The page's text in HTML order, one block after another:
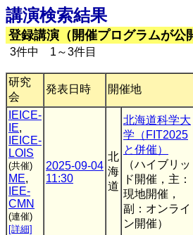
講演検索結果
登録講演（開催プログラムが公
3件中 1～3件目
研究
会
発表日時 開催地
IEICE-
IE,
IEICE-
LOIS
(共催)
ME,
IEE-
CMN
(連催)
[詳細]
2025-09-04
11:30
北
海
道
北海道科学大
学（FIT2025
と併催）
（ハイブリッ
ド開催，主：
現地開催，
副：オンライ
ン開催）